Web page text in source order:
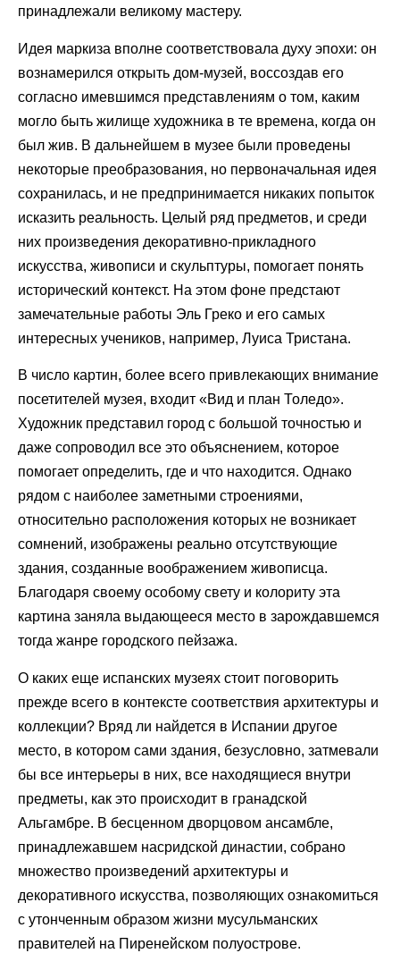
принадлежали великому мастеру.
Идея маркиза вполне соответствовала духу эпохи: он
вознамерился открыть дом-музей, воссоздав его
согласно имевшимся представлениям о том, каким
могло быть жилище художника в те времена, когда он
был жив. В дальнейшем в музее были проведены
некоторые преобразования, но первоначальная идея
сохранилась, и не предпринимается никаких попыток
исказить реальность. Целый ряд предметов, и среди
них произведения декоративно-прикладного
искусства, живописи и скульптуры, помогает понять
исторический контекст. На этом фоне предстают
замечательные работы Эль Греко и его самых
интересных учеников, например, Луиса Тристана.
В число картин, более всего привлекающих внимание
посетителей музея, входит «Вид и план Толедо».
Художник представил город с большой точностью и
даже сопроводил все это объяснением, которое
помогает определить, где и что находится. Однако
рядом с наиболее заметными строениями,
относительно расположения которых не возникает
сомнений, изображены реально отсутствующие
здания, созданные воображением живописца.
Благодаря своему особому свету и колориту эта
картина заняла выдающееся место в зарождавшемся
тогда жанре городского пейзажа.
О каких еще испанских музеях стоит поговорить
прежде всего в контексте соответствия архитектуры и
коллекции? Вряд ли найдется в Испании другое
место, в котором сами здания, безусловно, затмевали
бы все интерьеры в них, все находящиеся внутри
предметы, как это происходит в гранадской
Альгамбре. В бесценном дворцовом ансамбле,
принадлежавшем насридской династии, собрано
множество произведений архитектуры и
декоративного искусства, позволяющих ознакомиться
с утонченным образом жизни мусульманских
правителей на Пиренейском полуострове.